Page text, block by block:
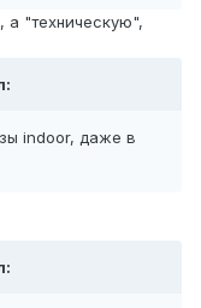
а "техническую",
indoor, даже в